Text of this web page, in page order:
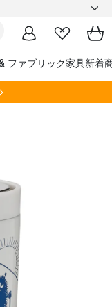
ファブリック家具新着